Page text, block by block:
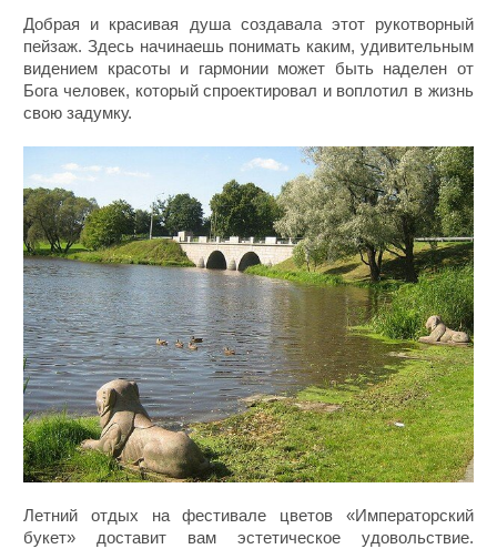
Добрая и красивая душа создавала этот рукотворный
пейзаж. Здесь начинаешь понимать каким, удивительным
видением красоты и гармонии может быть наделен от
Бога человек, который спроектировал и воплотил в жизнь
свою задумку.
Летний отдых на фестивале цветов «Императорский
букет» доставит вам эстетическое удовольствие.